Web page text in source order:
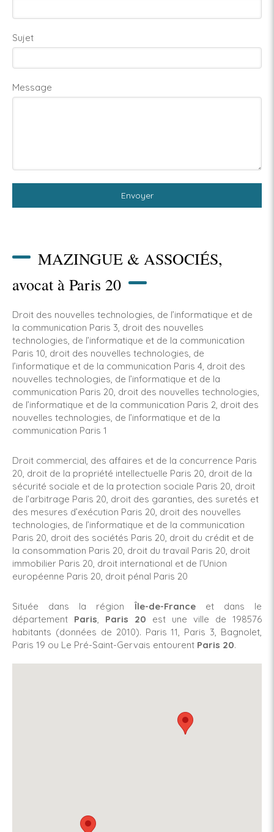
Sujet
Message
Envoyer
MAZINGUE & ASSOCIÉS,
avocat à Paris 20
Droit des nouvelles technologies, de l’informatique et de
la communication Paris 3, droit des nouvelles
technologies, de l’informatique et de la communication
Paris 10, droit des nouvelles technologies, de
l’informatique et de la communication Paris 4, droit des
nouvelles technologies, de l’informatique et de la
communication Paris 20, droit des nouvelles technologies,
de l’informatique et de la communication Paris 2, droit des
nouvelles technologies, de l’informatique et de la
communication Paris 1
Droit commercial, des affaires et de la concurrence Paris
20, droit de la propriété intellectuelle Paris 20, droit de la
sécurité sociale et de la protection sociale Paris 20, droit
de l’arbitrage Paris 20, droit des garanties, des suretés et
des mesures d’exécution Paris 20, droit des nouvelles
technologies, de l’informatique et de la communication
Paris 20, droit des sociétés Paris 20, droit du crédit et de
la consommation Paris 20, droit du travail Paris 20, droit
immobilier Paris 20, droit international et de l’Union
européenne Paris 20, droit pénal Paris 20
Située dans la région Île-de-Franceet dans le
département Paris, Paris 20 est une ville de 198576
habitants (données de 2010). Paris 11, Paris 3, Bagnolet,
Paris 19 ou Le Pré-Saint-Gervais entourent Paris 20.